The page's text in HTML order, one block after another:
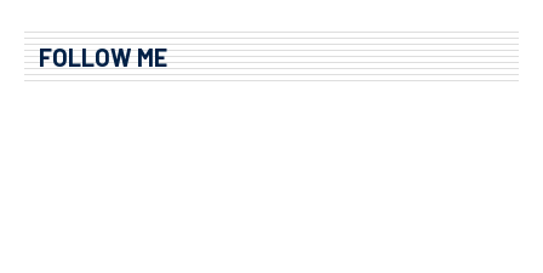
FOLLOW ME